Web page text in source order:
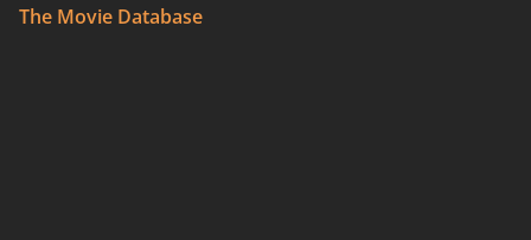
The Movie Database